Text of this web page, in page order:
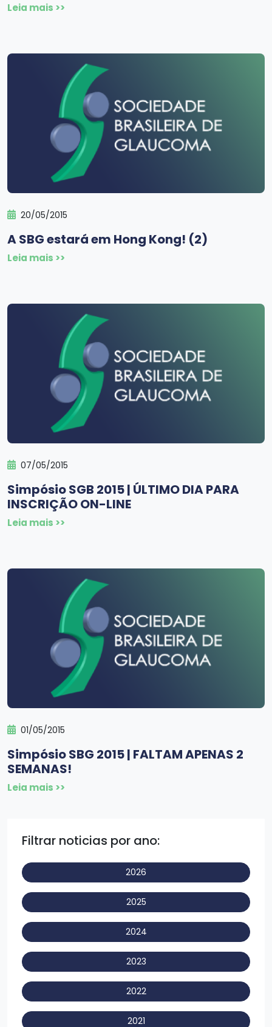
Leia mais >>
20/05/2015
A SBG estará em Hong Kong! (2)
Leia mais >>
07/05/2015
Simpósio SGB 2015 | ÚLTIMO DIA PARA
INSCRIÇÃO ON-LINE
Leia mais >>
01/05/2015
Simpósio SBG 2015 | FALTAM APENAS 2
SEMANAS!
Leia mais >>
Filtrar noticias por ano:
2026
2025
2024
2023
2022
2021